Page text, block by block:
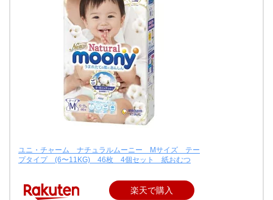
ユニ・チャーム ナチュラルムーニー Mサイズ テー
プタイプ (6〜11KG) 46枚 4個セット 紙おむつ
楽天で購入